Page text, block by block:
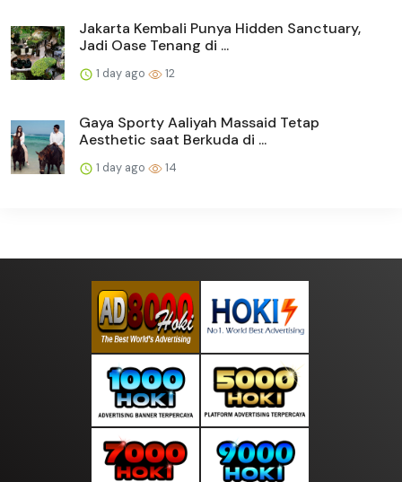
Jakarta Kembali Punya Hidden Sanctuary,
Jadi Oase Tenang di ...
1 day ago 12
Gaya Sporty Aaliyah Massaid Tetap
Aesthetic saat Berkuda di ...
1 day ago 14